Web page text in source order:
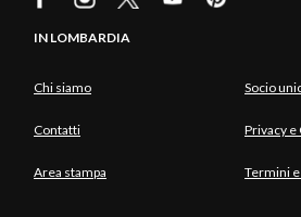
IN LOMBARDIA
Chi siamo Socio
Contatti Privacy e
Area stampa Termini